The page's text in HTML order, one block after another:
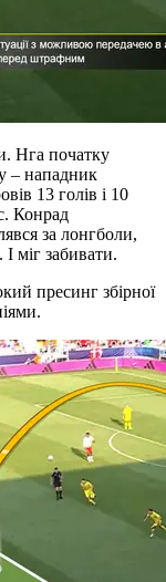
Нга початку
– нападник
13 голів і 10
Конрад
за лонгболи,
міг забивати.
пресинг збірної